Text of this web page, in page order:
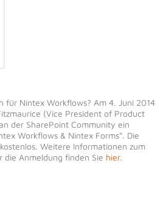
für Nintex Workflows? Am 4. Juni 2014
(Vice President of Product
der SharePoint Community ein
Workflows & Nintex Forms“. Die
Weitere Informationen zum
die Anmeldung finden Sie hier.